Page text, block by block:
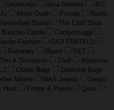
Geurblokje Ibiza Dreams
IBU
Musk-Oudh Pomax
Rustik
Brand
The Craft Shop
Bunzlau Castle
Campomaggi
Fashion
GIGI FRATELLI
Rabarany Ripani
SILT
Tim & Simonsen Zhrill
Abbacino
Chabo Bags
Depeche Bags
Milano MAS Jewelz
Sergio
Hunt Pimps & Pearls
Qoss